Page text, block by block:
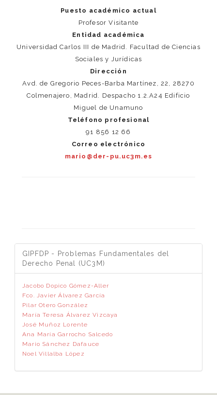
Puesto académico actual
Profesor Visitante
Entidad académica
Universidad Carlos III de Madrid. Facultad de Ciencias
Sociales y Jurídicas
Dirección
Avd. de Gregorio Peces-Barba Martínez, 22, 28270
Colmenajero, Madrid. Despacho 1.2.A24 Edificio
Miguel de Unamuno
Teléfono profesional
91 856 12 66
Correo electrónico
mario@der-pu.uc3m.es
GIPFDP - Problemas Fundamentales del
Derecho Penal (UC3M)
Jacobo Dopico Gómez-Aller
Fco. Javier Álvarez García
Pilar Otero González
María Teresa Álvarez Vizcaya
José Muñoz Lorente
Ana María Garrocho Salcedo
Mario Sánchez Dafauce
Noel Villalba López